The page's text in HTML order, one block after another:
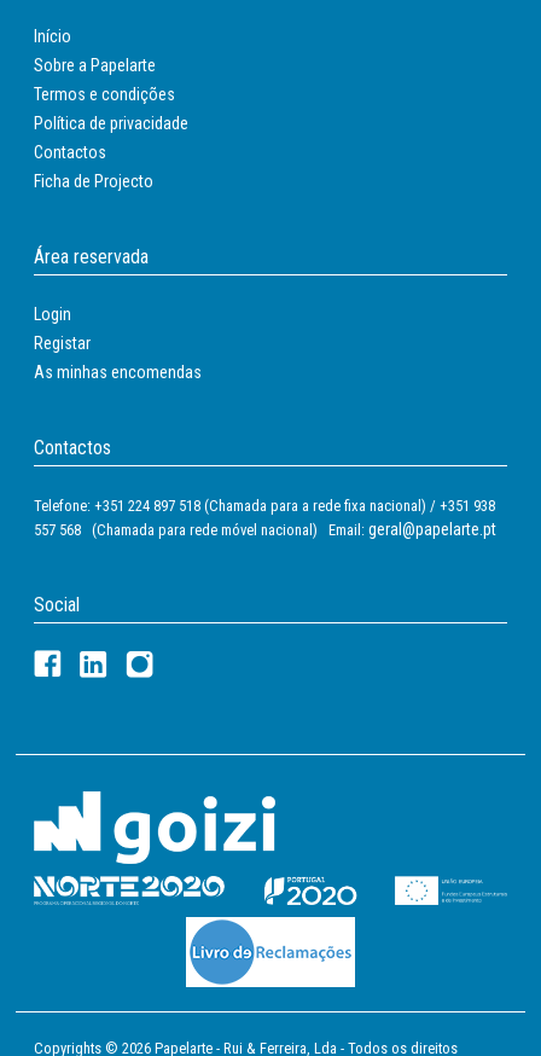
Início
Sobre a Papelarte
Termos e condições
Política de privacidade
Contactos
Ficha de Projecto
Área reservada
Login
Registar
As minhas encomendas
Contactos
Telefone: +351 224 897 518 (Chamada para a rede fixa nacional) / +351 938
557 568 (Chamada para rede móvel nacional) Email: geral@papelarte.pt
Social
Copyrights © 2026 Papelarte - Rui & Ferreira, Lda - Todos os direitos